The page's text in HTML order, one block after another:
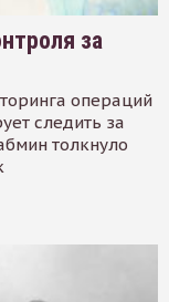
за
операций
следить за
толкнуло